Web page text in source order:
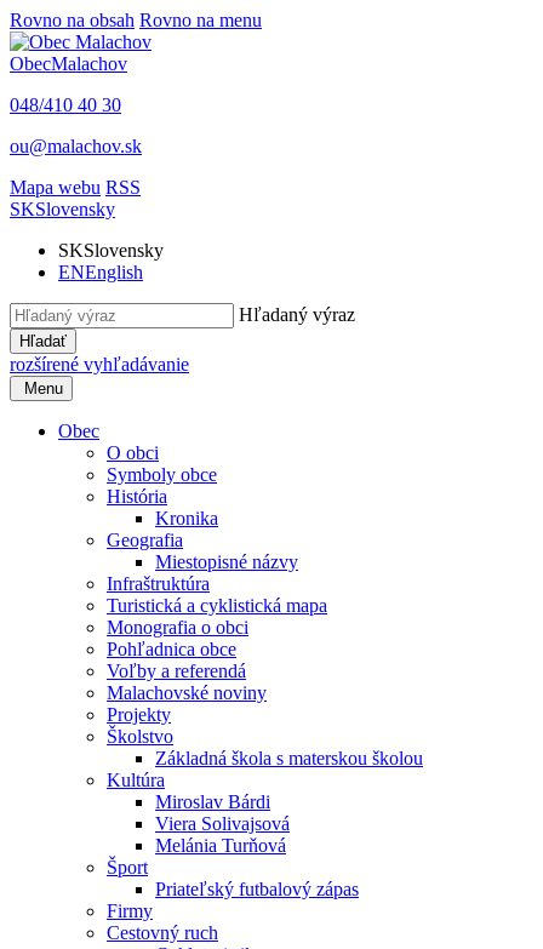
Rovno na obsah Rovno na menu
ObecMalachov
048/410 40 30
ou@malachov.sk
Mapa webu RSS
SKSlovensky
SKSlovensky
ENEnglish
Hľadaný výraz
Hľadať
rozšírené vyhľadávanie
Menu
Obec
O obci
Symboly obce
História
Kronika
Geografia
Miestopisné názvy
Infraštruktúra
Turistická a cyklistická mapa
Monografia o obci
Pohľadnica obce
Voľby a referendá
Malachovské noviny
Projekty
Školstvo
Základná škola s materskou školou
Kultúra
Miroslav Bárdi
Viera Solivajsová
Melánia Turňová
Šport
Priateľský futbalový zápas
Firmy
Cestovný ruch